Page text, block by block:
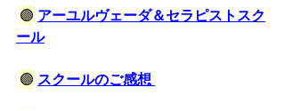
🟣 アーユルヴェーダ＆セラピストスク
ール
🟣 スクールのご感想